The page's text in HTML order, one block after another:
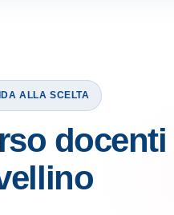
ALLA SCELTA